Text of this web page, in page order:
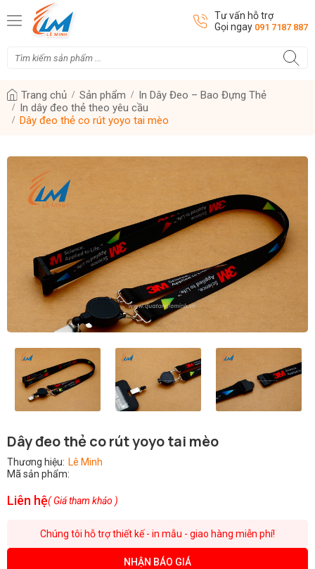
Tư vấn hỗ trợ
Gọi ngay 091 7187 887
Trang chủ Sản phẩm
In Dây Đeo – Bao Đựng Thẻ
In dây đeo thẻ theo yêu cầu
Dây đeo thẻ co rút yoyo tai mèo
Dây đeo thẻ co rút yoyo tai mèo
Thương hiệu: Lê Minh
Mã sản phẩm:
Liên hệ( Giá tham khảo )
Chúng tôi hỗ trợ thiết kế - in mẫu - giao hàng miễn phí!
NHẬN BÁO GIÁ